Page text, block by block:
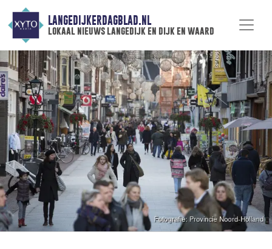
LANGEDIJKERDAGBLAD.NL
lokaal nieuws langedijk en dijk en waard